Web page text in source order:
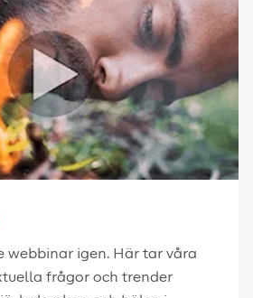
webbinar igen. Här tar våra
frågor och trender